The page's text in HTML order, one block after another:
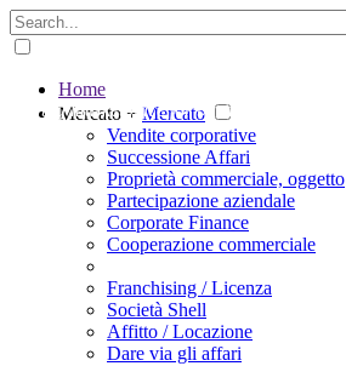
The big marketplace for business
Home
Mercato + Mercato
Vendite corporative
Successione Affari
Proprietà commerciale, oggetto
Partecipazione aziendale
Corporate Finance
Cooperazione commerciale
Franchising / Licenza
Società Shell
Affitto / Locazione
Dare via gli affari